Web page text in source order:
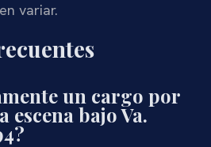
variar.
un cargo por
escena bajo Va.